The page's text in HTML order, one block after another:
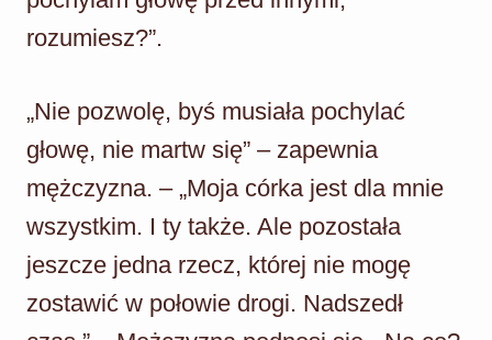
rozumiesz?”.
„Nie pozwolę, byś musiała pochylać
głowę, nie martw się” – zapewnia
mężczyzna. – „Moja córka jest dla mnie
wszystkim. I ty także. Ale pozostała
jeszcze jedna rzecz, której nie mogę
zostawić w połowie drogi. Nadszedł